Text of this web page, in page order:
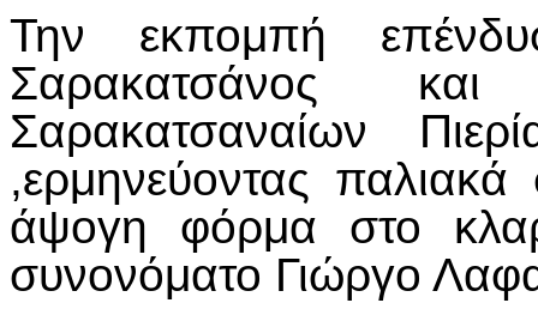
Την εκπομπή
Σαρακατσάνος
Σαρακατσαναίων
,ερμηνεύοντας
άψογη φόρμα στο
συνονόματο Γιώργο